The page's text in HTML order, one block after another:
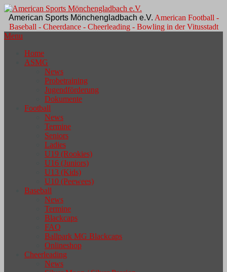
American Sports Mönchengladbach e.V. American Football -
Baseball - Cheerdance - Cheerleading - Bowling in der Vitusstadt
Menu
Home
ASMG
News
Probetraining
Jugendförderung
Dokumente
Football
News
Termine
Seniors
Ladies
U19 (Rookies)
U16 (Juniors)
U13 (Kids)
U10 (Peewees)
Baseball
News
Termine
Blackcaps
FAQ
Ballpark MG Blackcaps
Onlineshop
Cheerleading
News